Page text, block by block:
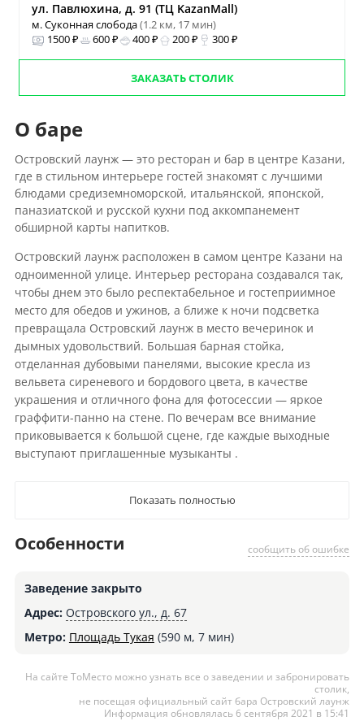
ул. Павлюхина, д. 91 (ТЦ KazanMall)
м. Суконная слобода(1.2 км, 17 мин)
1500 ₽
600 ₽ 400 ₽ 200 ₽ 300 ₽
ЗАКАЗАТЬ СТОЛИК
О баре
Островский лаунж — это ресторан и бар в центре Казани,
где в стильном интерьере гостей знакомят с лучшими
блюдами средиземноморской, итальянской, японской,
паназиатской и русской кухни под аккомпанемент
обширной карты напитков.
Островский лаунж расположен в самом центре Казани на
одноименной улице. Интерьер ресторана создавался так,
чтобы днем это было респектабельное и гостеприимное
место для обедов и ужинов, а ближе к ночи подсветка
превращала Островский лаунж в место вечеринок и
дымных удовольствий. Большая барная стойка,
отделанная дубовыми панелями, высокие кресла из
вельвета сиреневого и бордового цвета, в качестве
украшения и отличного фона для фотосессии — яркое
граффити-панно на стене. По вечерам все внимание
приковывается к большой сцене, где каждые выходные
выступают приглашенные музыканты .
Показать полностью
сообщить об ошибке
Особенности
Заведение закрыто
Адрес: Островского ул., д. 67
Метро: Площадь Тукая (590 м, 7 мин)
На сайте ТоМесто можно узнать все о заведении и забронировать
столик,
не посещая официальный сайт бара Островский лаунж
Информация обновлялась 6 сентября 2021 в 15:41